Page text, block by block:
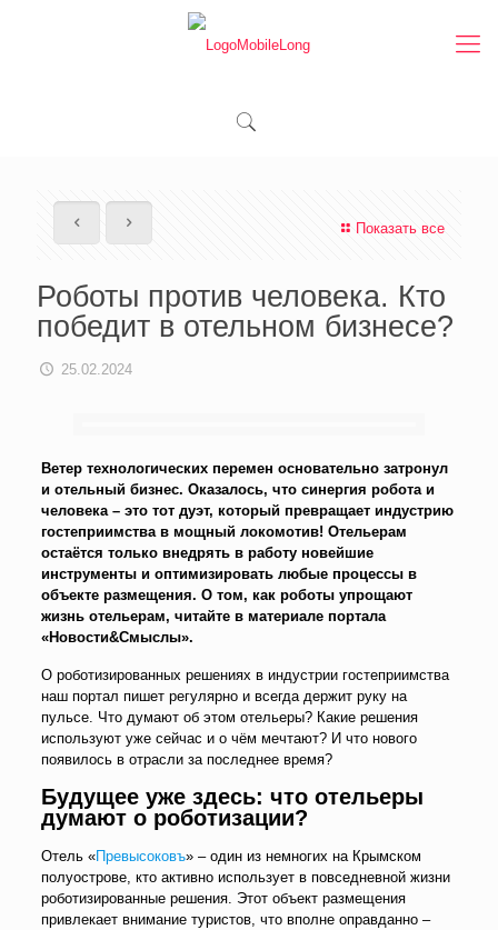
Показать все
Роботы против человека. Кто
победит в отельном бизнесе?
25.02.2024
Ветер технологических перемен основательно затронул
и отельный бизнес. Оказалось, что синергия робота и
человека – это тот дуэт, который превращает индустрию
гостеприимства в мощный локомотив! Отельерам
остаётся только внедрять в работу новейшие
инструменты и оптимизировать любые процессы в
объекте размещения. О том, как роботы упрощают
жизнь отельерам, читайте в материале портала
«Новости&Смыслы».
О роботизированных решениях в индустрии гостеприимства
наш портал пишет регулярно и всегда держит руку на
пульсе. Что думают об этом отельеры? Какие решения
используют уже сейчас и о чём мечтают? И что нового
появилось в отрасли за последнее время?
Будущее уже здесь: что отельеры
думают о роботизации?
Отель «Превысоковъ» – один из немногих на Крымском
полуострове, кто активно использует в повседневной жизни
роботизированные решения. Этот объект размещения
привлекает внимание туристов, что вполне оправданно –